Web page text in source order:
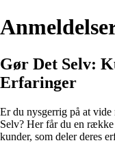
Gør Det Selv:
Erfaringer
Er du nysgerrig på at
Selv? Her får du en
kunder, som deler deres